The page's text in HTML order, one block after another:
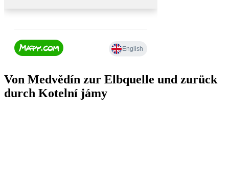
Von Medvědín zur Elbquelle und zurück
durch Kotelní jámy